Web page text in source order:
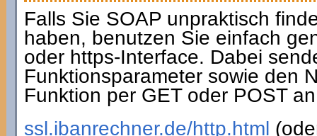
Falls Sie SOAP unpraktisch
haben, benutzen Sie einfach
oder https-Interface. Dabei
Funktionsparameter sowie den
Funktion per GET oder POST
ssl.ibanrechner.de/http.html